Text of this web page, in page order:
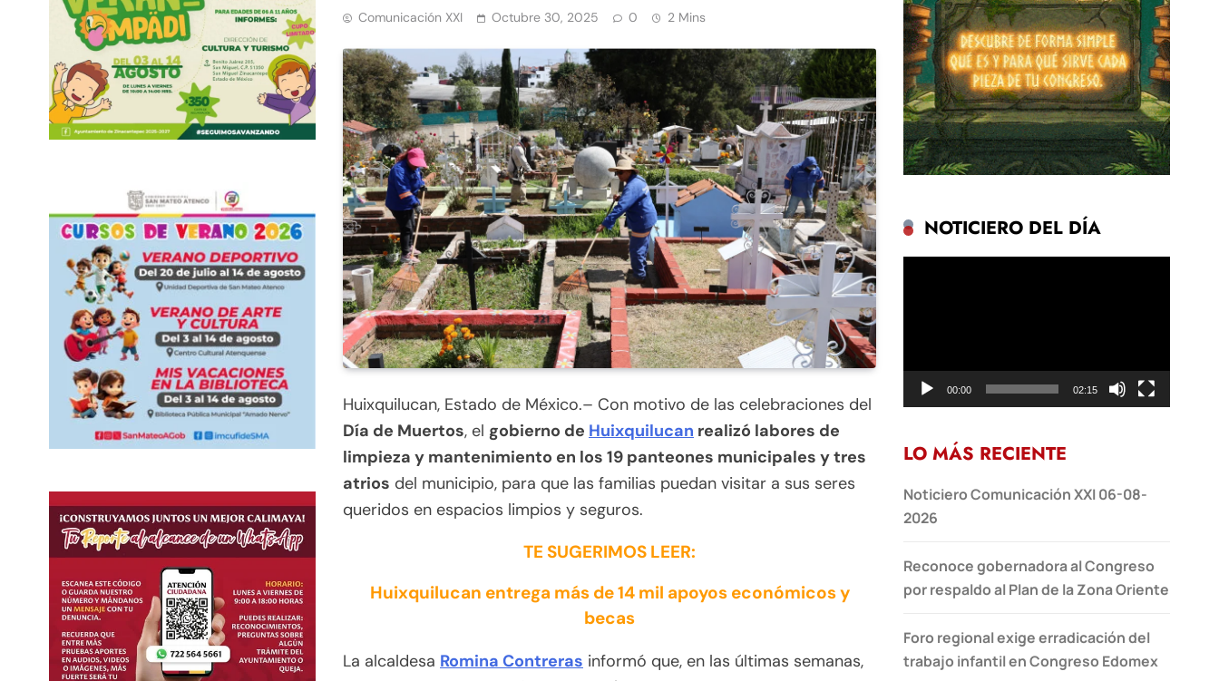
Comunicación XXI Octubre 30, 2025 0 2 Mins
Huixquilucan, Estado de México.– Con motivo de las celebraciones del
Día de Muertos, el gobierno de Huixquilucan realizó labores de
limpieza y mantenimiento en los 19 panteones municipales y tres
atrios del municipio, para que las familias puedan visitar a sus seres
queridos en espacios limpios y seguros.
TE SUGERIMOS LEER:
Huixquilucan entrega más de 14 mil apoyos económicos y
becas
La alcaldesa Romina Contreras informó que, en las últimas semanas,
NOTICIERO DEL DÍA
00:00 02:15
LO MÁS RECIENTE
Noticiero Comunicación XXI 06-08-
2026
Reconoce gobernadora al Congreso
por respaldo al Plan de la Zona Oriente
Foro regional exige erradicación del
trabajo infantil en Congreso Edomex